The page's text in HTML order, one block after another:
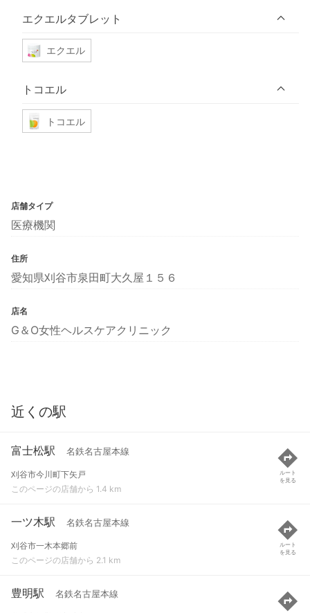
エクエルタブレット
エクエル
トコエル
トコエル
店舗タイプ
医療機関
住所
愛知県刈谷市泉田町大久屋１５６
店名
G＆O女性ヘルスケアクリニック
近くの駅
富士松駅 名鉄名古屋本線
刈谷市今川町下矢戸
このページの店舗から 1.4 km
ルート
を見る
一ツ木駅 名鉄名古屋本線
刈谷市一木本郷前
このページの店舗から 2.1 km
ルート
を見る
豊明駅 名鉄名古屋本線